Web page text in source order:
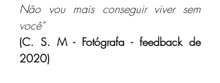
Não vou mais conseguir viver sem
você"
(C. S. M - Fotógrafa - feedback de
2020)